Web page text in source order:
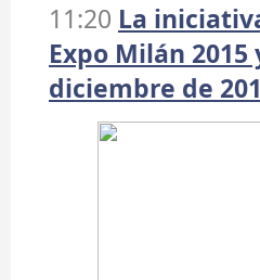
11:20 La
Expo Milán
diciembre de